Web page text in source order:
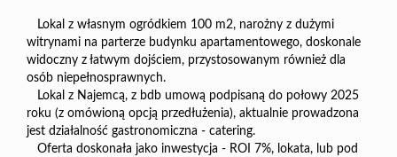
Lokal z własnym ogródkiem 100 m2, narożny z dużymi
witrynami na parterze budynku apartamentowego, doskonale
widoczny z łatwym dojściem, przystosowanym również dla
osób niepełnosprawnych.
Lokal z Najemcą, z bdb umową podpisaną do połowy 2025
roku (z omówioną opcją przedłużenia), aktualnie prowadzona
jest działalność gastronomiczna - catering.
Oferta doskonała jako inwestycja - ROI 7%, lokata, lub pod